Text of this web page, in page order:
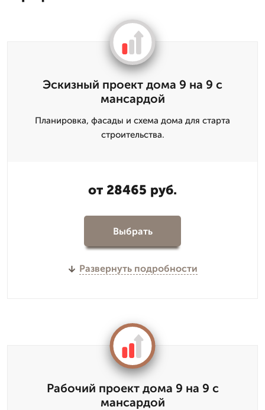
Эскизный проект дома 9 на 9 с
мансардой
Планировка, фасады и схема дома для старта
строительства.
от 28465 руб.
Выбрать
Развернуть подробности
Рабочий проект дома 9 на 9 с
мансардой